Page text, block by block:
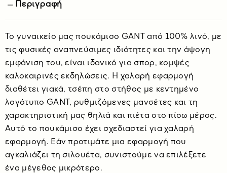
Περιγραφή
To γυναικείo μας πουκάμισο GANT από 100% λινό, με
τις φυσικές αναπνεύσιμες ιδιότητες και την άψογη
εμφάνιση του, είναι ιδανικό για σπορ, κομψές
καλοκαιρινές εκδηλώσεις. Η χαλαρή εφαρμογή
διαθέτει γιακά, τσέπη στο στήθος με κεντημένο
λογότυπο GANT, ρυθμιζόμενες μανσέτες και τη
χαρακτηριστική μας θηλιά και πιέτα στο πίσω μέρος.
Αυτό το πουκάμισο έχει σχεδιαστεί για χαλαρή
εφαρμογή. Εάν προτιμάτε μια εφαρμογή που
αγκαλιάζει τη σιλουέτα, συνιστούμε να επιλέξετε
ένα μέγεθος μικρότερο.